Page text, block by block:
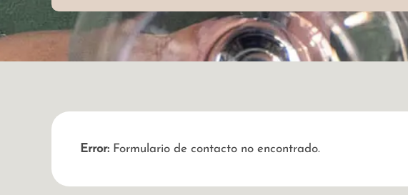
Error: Formulario de contacto no encontrado.